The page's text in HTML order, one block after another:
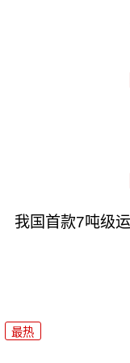
我国首款7吨级
最热